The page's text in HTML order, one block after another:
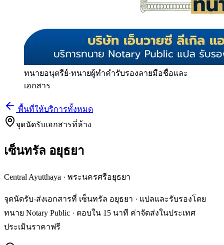
ทนายอนุตรีย์·ทนายผู้ทำคำรับรองลายมือชื่อและ
เอกสาร
พื้นที่ให้บริการทั้งหมด
จุดนัดรับเอกสารที่ห้าง
เซ็นทรัล อยุธยา
Central Ayutthaya · พระนครศรีอยุธยา
จุดนัดรับ-ส่งเอกสารที่ เซ็นทรัล อยุธยา · แปลและรับรองโดย
ทนาย Notary Public · ตอบใน 15 นาที ค่าจัดส่งในประเทศ
ประเมินราคาฟรี